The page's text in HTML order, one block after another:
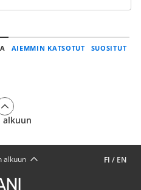
AIEMMIN KATSOTUT SUOSITUT
alkuun
FI / EN
alkuun